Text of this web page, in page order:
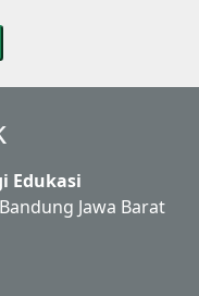
Edukasi
Jawa Barat